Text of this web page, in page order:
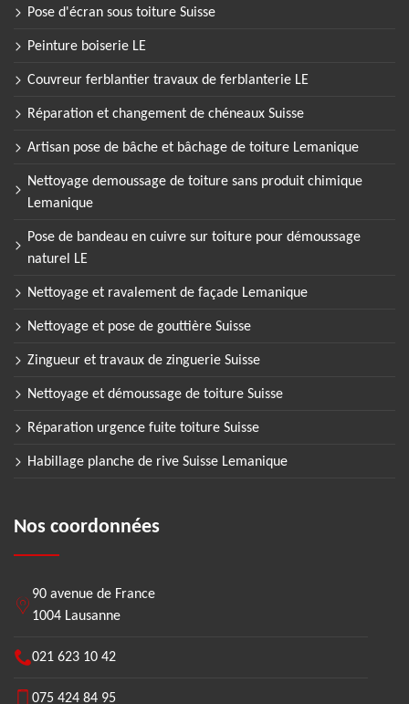
Pose d'écran sous toiture Suisse
Peinture boiserie LE
Couvreur ferblantier travaux de ferblanterie LE
Réparation et changement de chéneaux Suisse
Artisan pose de bâche et bâchage de toiture Lemanique
Nettoyage demoussage de toiture sans produit chimique
Lemanique
Pose de bandeau en cuivre sur toiture pour démoussage
naturel LE
Nettoyage et ravalement de façade Lemanique
Nettoyage et pose de gouttière Suisse
Zingueur et travaux de zinguerie Suisse
Nettoyage et démoussage de toiture Suisse
Réparation urgence fuite toiture Suisse
Habillage planche de rive Suisse Lemanique
Nos coordonnées
90 avenue de France
1004 Lausanne
021 623 10 42
075 424 84 95